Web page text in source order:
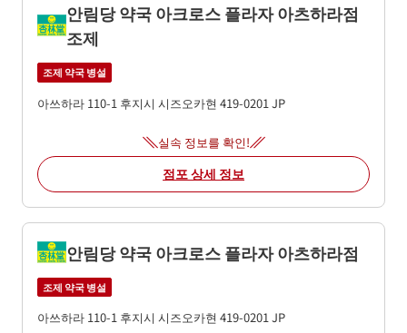
안림당 약국 아크로스 플라자 아츠하라점
조제
조제 약국 병설
아쓰하라 110-1 후지시 시즈오카현 419-0201 JP
실속 정보를 확인!
점포 상세 정보
안림당 약국 아크로스 플라자 아츠하라점
조제 약국 병설
아쓰하라 110-1 후지시 시즈오카현 419-0201JP